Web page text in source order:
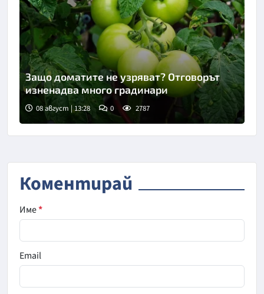
Снимка: Пиксабей
Защо доматите не узряват? Отговорът
изненадва много градинари
08 август | 13:28 0 2787
Коментирай
Име*
Email